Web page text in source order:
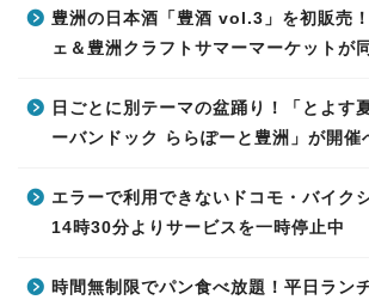
豊洲の日本酒「豊酒 vol.3」を初販売
ェ＆豊洲クラフトサマーマーケットが
日ごとに別テーマの盆踊り！「とよ
ーバンドック ららぽーと豊洲」が開催
エラーで利用できないドコモ・バイク
14時30分よりサービスを一時停止中
時間無制限でパン食べ放題！平日ラン